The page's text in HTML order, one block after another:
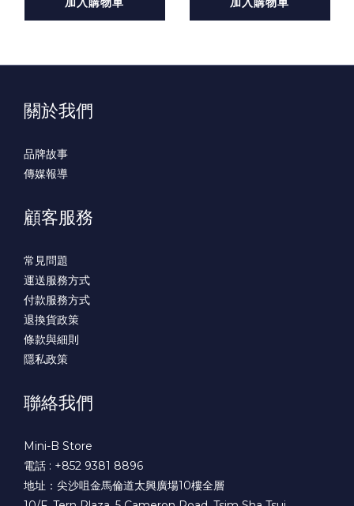
關於我們
品牌故事
傳媒報導
顧客服務
常見問題
運送服務方式
付款服務方式
退換貨政策
條款與細則
隱私政策
聯絡我們
Mini-B Store
電話 : +852 9381 8896
地址：尖沙咀金馬倫道太興廣場10樓全層